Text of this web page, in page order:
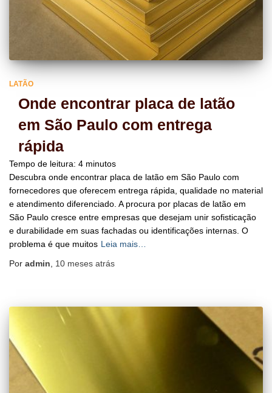
LATÃO
Onde encontrar placa de latão
em São Paulo com entrega
rápida
Tempo de leitura: 4 minutos
Descubra onde encontrar placa de latão em São Paulo com
fornecedores que oferecem entrega rápida, qualidade no material
e atendimento diferenciado. A procura por placas de latão em
São Paulo cresce entre empresas que desejam unir sofisticação
e durabilidade em suas fachadas ou identificações internas. O
problema é que muitos Leia mais…
Por admin 10 meses atrás